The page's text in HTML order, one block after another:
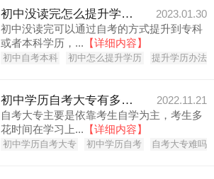
初中没读完怎么提升学历？有什么办法？
2023.01.30
初中没读完可以通过自考的方式提升到专科
或者本科学历，... 【详细内容】
初中自考本科 初中怎么提升学历 提升学历办法
初中学历自考大专有多难？
2022.11.21
自考大专主要是依靠考生自学为主，考生多
花时间在学习上... 【详细内容】
初中学历自考大专 初中学历自考 自考大专难吗